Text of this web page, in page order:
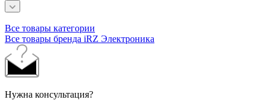
Все товары категории
Все товары бренда iRZ Электроника
Нужна консультация?